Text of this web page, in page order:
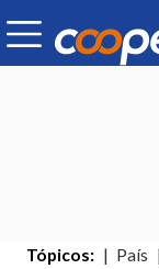
Tópicos: País